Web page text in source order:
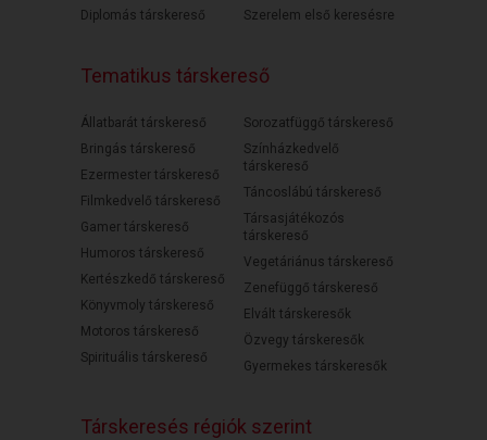
Diplomás társkereső
Szerelem első keresésre
Tematikus társkereső
Állatbarát társkereső
Bringás társkereső
Ezermester társkereső
Filmkedvelő társkereső
Gamer társkereső
Humoros társkereső
Kertészkedő társkereső
Könyvmoly társkereső
Motoros társkereső
Spirituális társkereső
Sorozatfüggő társkereső
Színházkedvelő
társkereső
Táncoslábú társkereső
Társasjátékozós
társkereső
Vegetáriánus társkereső
Zenefüggő társkereső
Elvált társkeresők
Özvegy társkeresők
Gyermekes társkeresők
Társkeresés régiók szerint